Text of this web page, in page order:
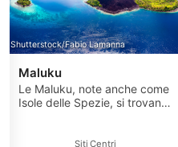
Shutterstock/Fabio Lamanna
Maluku
Le Maluku, note anche come
Isole delle Spezie, si trovano
isolamento con una storia
Siti Centri